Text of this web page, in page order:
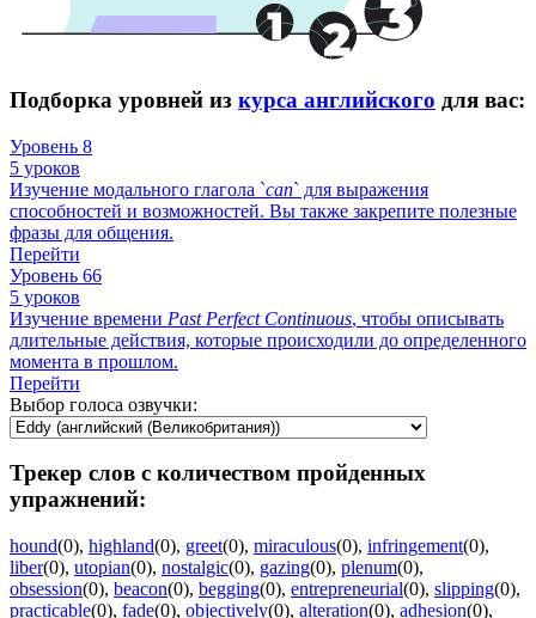
Подборка уровней из курса английского для вас:
Уровень 8
5 уроков
Изучение модального глагола `can` для выражения
способностей и возможностей. Вы также закрепите полезные
фразы для общения.
Перейти
Уровень 66
5 уроков
Изучение времени Past Perfect Continuous, чтобы описывать
длительные действия, которые происходили до определенного
момента в прошлом.
Перейти
Выбор голоса озвучки:
Трекер слов с количеством пройденных
упражнений:
hound(0), highland(0), greet(0), miraculous(0), infringement(0),
liber(0), utopian(0), nostalgic(0), gazing(0), plenum(0),
obsession(0), beacon(0), begging(0), entrepreneurial(0), slipping(0),
practicable(0), fade(0), objectively(0), alteration(0), adhesion(0),